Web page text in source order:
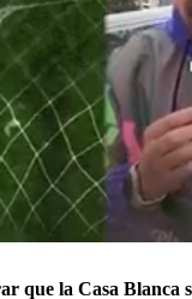
que la Casa Blanca